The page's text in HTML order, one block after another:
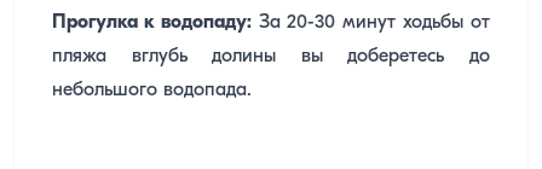
Прогулка к водопаду:За 20-30 минут ходьбы от
пляжа вглубь долины вы доберетесь до
небольшого водопада.